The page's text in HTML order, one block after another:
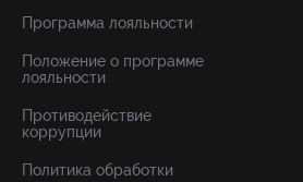
Программа лояльности
Положение о программе
лояльности
Противодействие
коррупции
Политика обработки